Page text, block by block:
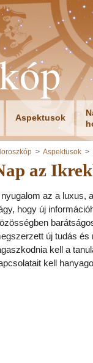
Aspektusok
Aspektusok
az
nyugalom az a luxus,
hogy új
új tudás
kell a
kell